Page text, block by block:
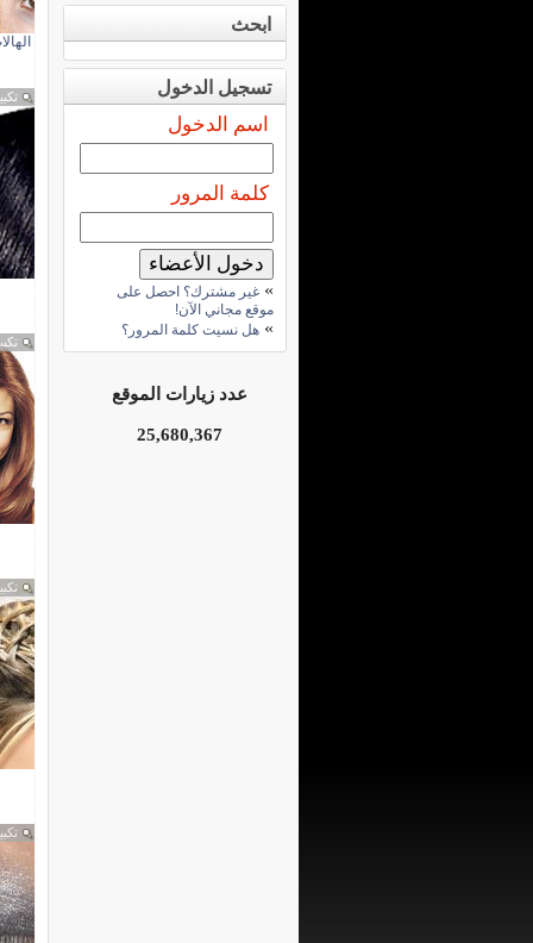
ابحث
تسجيل الدخول
اسم الدخول
كلمة المرور
» غير مشترك؟ احصل على
موقع مجاني الآن!
» هل نسيت كلمة المرور؟
عدد زيارات الموقع
25,680,367